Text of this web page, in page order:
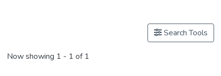
Search Tools
Now showing 1 - 1 of 1